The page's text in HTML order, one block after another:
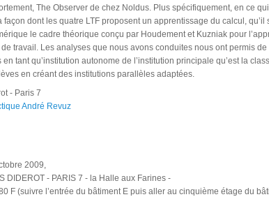
The Observer de chez Noldus. Plus spécifiquement, en ce
dont les quatre LTF proposent un apprentissage du calcul,
le cadre théorique conçu par Houdement et Kuzniak pour
travail. Les analyses que nous avons conduites nous ont permis de
tant qu’institution autonome de l’institution principale qu’est la
en créant des institutions parallèles adaptées.
- Paris 7
André Revuz
2009,
DIDEROT - PARIS 7 - la Halle aux Farines -
F (suivre l’entrée du bâtiment E puis aller au cinquième étage du